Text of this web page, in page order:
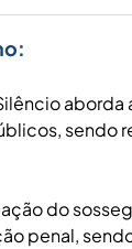
aborda
sendo
do
penal,